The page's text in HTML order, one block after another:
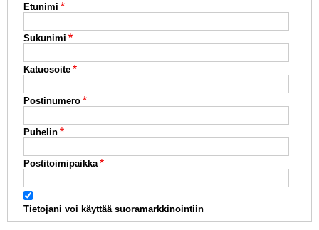
Etunimi
Sukunimi
Katuosoite
Postinumero
Puhelin
Postitoimipaikka
Tietojani voi käyttää suoramarkkinointiin